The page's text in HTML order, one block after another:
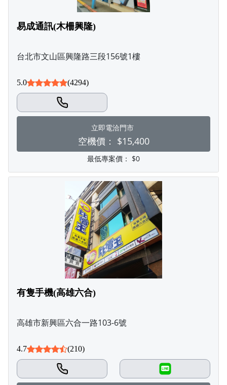
易成通訊(木柵興隆)
台北市文山區興隆路三段156號1樓
5.0 (4294)
立即電洽門市
空機價： $15,400
最低專案價： $0
有隻手機(高雄六合)
高雄市新興區六合一路103-6號
4.7 (210)
LINE